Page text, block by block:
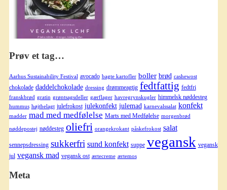
Prøv et tag…
Aarhus Sustainability Festival avocado bagte kartofler boller brød cashewost
chokolade daddelchokolade dressing drømmeagtig fedtfattig fedtfri
franskbrød gratin grøntsagsdeller gærflager havregrynskugler himmelsk nøddesteg
hummus højtbelagt julefrokost julekonfekt julemad karnevalssalat konfekt
madder mad med medfølelse Marts med Medfølelse morgenbrød
nøddepostej nøddesteg oliefri orangekrokant påskefrokost salat
sennepsdressing sukkerfri sund konfekt suppe vegansk vegansk
jul vegansk mad vegansk ost ærtecreme ærtemos
Meta